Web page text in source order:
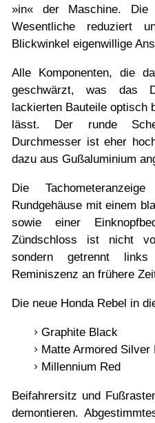
»in« der Maschine.
Wesentliche reduziert
Blickwinkel eigenwillige
Alle Komponenten, die
geschwärzt, was das
lackierten Bauteile optisch
lässt. Der runde
Durchmesser ist eher
dazu aus Gußaluminium
Die
Rundgehäuse mit einem
sowie einer
Zündschloss ist nicht
sondern getrennt
Reminiszenz an frühere
Die neue Honda Rebel in
Graphite Black
Matte Armored Silver
Millennium Red
Beifahrersitz und
demontieren.